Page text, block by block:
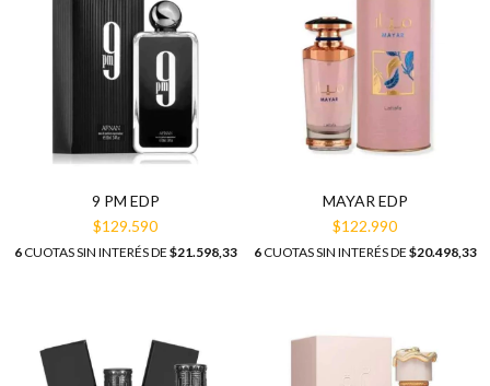
9 PM EDP
$129.590
6CUOTAS SIN INTERÉS DE $21.598,33
MAYAR EDP
$122.990
6CUOTAS SIN INTERÉS DE $20.498,33